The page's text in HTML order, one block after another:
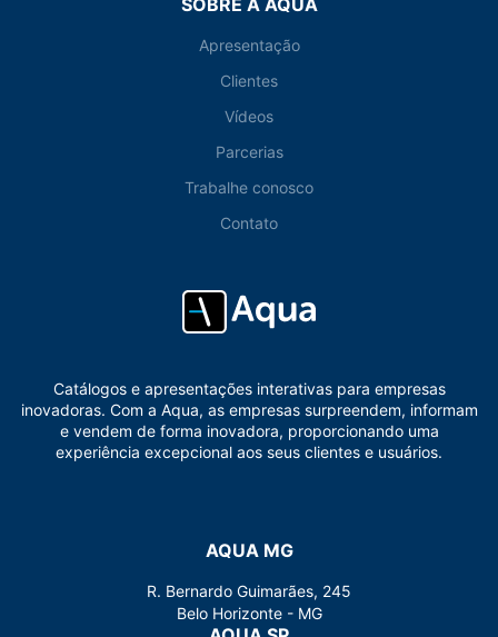
Apresentação
Clientes
Vídeos
Parcerias
Trabalhe conosco
Contato
Catálogos e apresentações interativas para empresas
inovadoras. Com a Aqua, as empresas surpreendem, informam
e vendem de forma inovadora, proporcionando uma
experiência excepcional aos seus clientes e usuários.
AQUA MG
R. Bernardo Guimarães, 245
Belo Horizonte - MG